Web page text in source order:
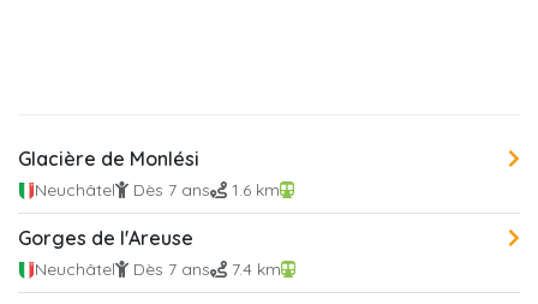
Glacière de Monlési
Neuchâtel Dès 7 ans 1.6 km
Gorges de l'Areuse
Neuchâtel Dès 7 ans 7.4 km